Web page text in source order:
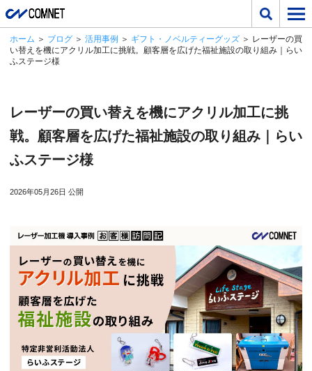
ホーム ＞ ブログ ＞ 活用事例 ＞ ギフト・ノベルティーグッズ ＞ レーザーの買
い替えを機にアクリル加工に挑戦。顧客層を広げた福祉施設の取り組み｜らい
ふステージ様
レーザーの買い替えを機にアクリル加工に挑
戦。顧客層を広げた福祉施設の取り組み｜らい
ふステージ様
2026年05月26日 公開